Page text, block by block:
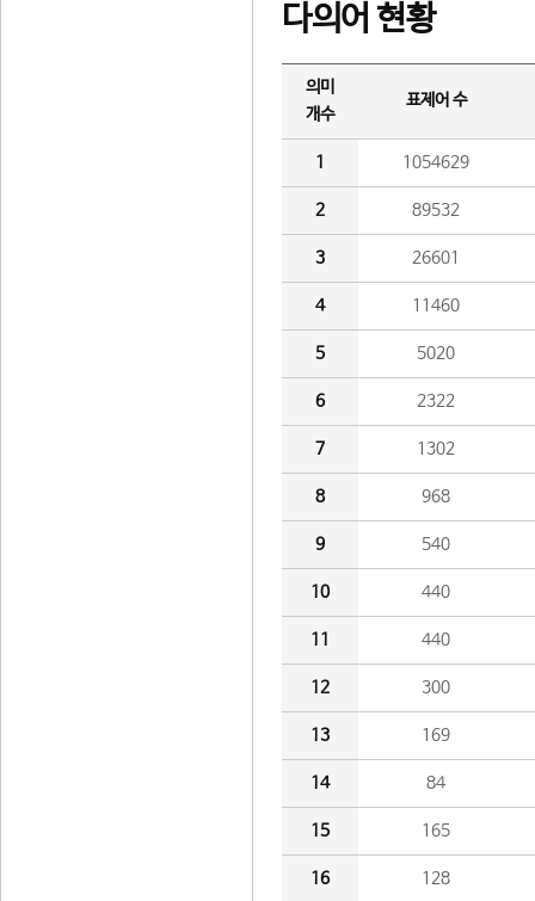
다의어 현황
의미
개수
표제어 수
1 1054629
2 89532
3 26601
4 11460
5 5020
6 2322
7 1302
8 968
9 540
10 440
11 440
12 300
13 169
14 84
15 165
16 128